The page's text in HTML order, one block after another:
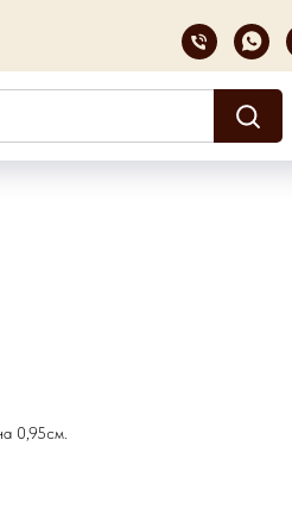
0,95см.